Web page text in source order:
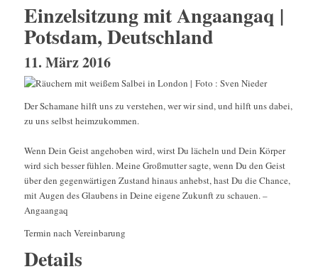
Einzelsitzung mit Angaangaq |
Potsdam, Deutschland
11. März 2016
Der Schamane hilft uns zu verstehen, wer wir sind, und hilft uns dabei,
zu uns selbst heimzukommen.
Wenn Dein Geist angehoben wird, wirst Du lächeln und Dein Körper
wird sich besser fühlen. Meine Großmutter sagte, wenn Du den Geist
über den gegenwärtigen Zustand hinaus anhebst, hast Du die Chance,
mit Augen des Glaubens in Deine eigene Zukunft zu schauen. –
Angaangaq
Termin nach Vereinbarung
Details